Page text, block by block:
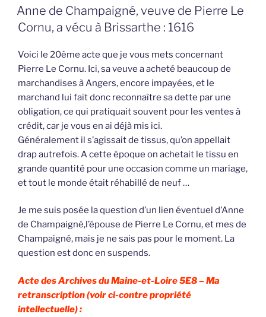
LE
Anne de Champaigné, veuve de Pierre Le
Cornu, a vécu à Brissarthe : 1616
Voici le 20ème acte que je vous mets concernant
Pierre Le Cornu. Ici, sa veuve a acheté beaucoup de
marchandises à Angers, encore impayées, et le
marchand lui fait donc reconnaître sa dette par une
obligation, ce qui pratiquait souvent pour les ventes à
crédit, car je vous en ai déjà mis ici.
Généralement il s’agissait de tissus, qu’on appellait
drap autrefois. A cette époque on achetait le tissu en
grande quantité pour une occasion comme un mariage,
et tout le monde était réhabillé de neuf …
Je me suis posée la question d’un lien éventuel d’Anne
de Champaigné,l’épouse de Pierre Le Cornu, et mes de
Champaigné, mais je ne sais pas pour le moment. La
question est donc en suspends.
Acte des Archives du Maine-et-Loire 5E8 –Ma
retranscription (voir ci-contre propriété
intellectuelle) :